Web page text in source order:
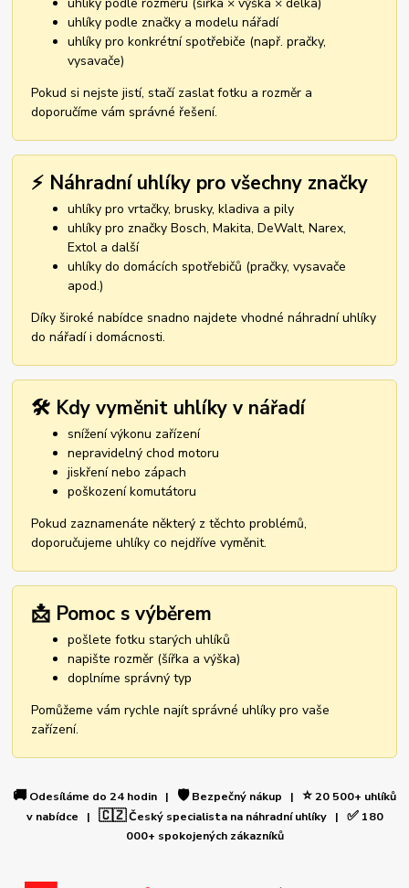
uhlíky podle značky a modelu nářadí
uhlíky pro konkrétní spotřebiče (např. pračky,
vysavače)
Pokud si nejste jistí, stačí zaslat fotku a rozměr a
doporučíme vám správné řešení.
⚡ Náhradní uhlíky pro všechny značky
uhlíky pro vrtačky, brusky, kladiva a pily
uhlíky pro značky Bosch, Makita, DeWalt, Narex,
Extol a další
uhlíky do domácích spotřebičů (pračky, vysavače
apod.)
Díky široké nabídce snadno najdete vhodné náhradní uhlíky
do nářadí i domácnosti.
🛠️ Kdy vyměnit uhlíky v nářadí
snížení výkonu zařízení
nepravidelný chod motoru
jiskření nebo zápach
poškození komutátoru
Pokud zaznamenáte některý z těchto problémů,
doporučujeme uhlíky co nejdříve vyměnit.
📩 Pomoc s výběrem
pošlete fotku starých uhlíků
napište rozměr (šířka a výška)
doplníme správný typ
Pomůžeme vám rychle najít správné uhlíky pro vaše
zařízení.
🚚 Odesíláme do 24 hodin | 🛡️Bezpečný nákup | ⭐20 500+ uhlíků
v nabídce | 🇨🇿Český specialista na náhradní uhlíky | ✅180
000+ spokojených zákazníků